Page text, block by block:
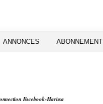
ANNONCES ABONNEMENT
Facebook-Harissa